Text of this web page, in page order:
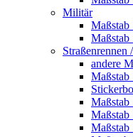
Militär
Maßstab
Maßstab
Straßenrennen
andere
Maßstab
Maßstab
Maßstab
Maßstab